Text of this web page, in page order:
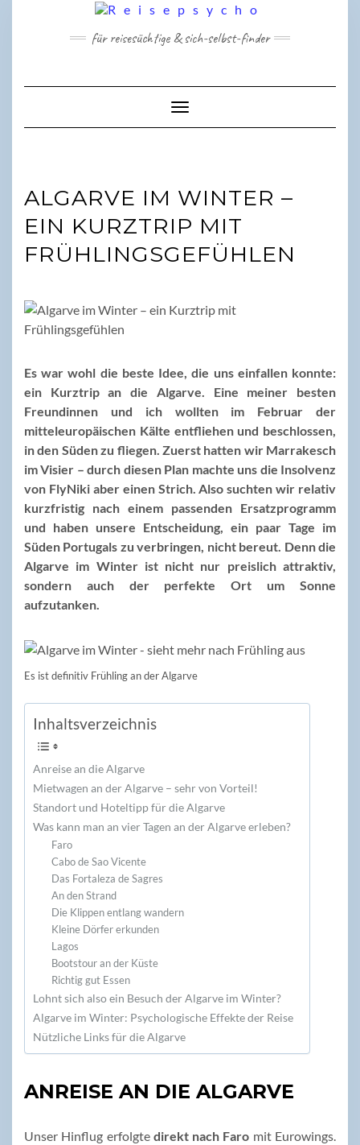
für reisesüchtige & sich-selbst-finder
Toggle Navigation
ALGARVE IM WINTER –
EIN KURZTRIP MIT
FRÜHLINGSGEFÜHLEN
Es war wohl die beste Idee, die uns einfallen konnte:
ein Kurztrip an die Algarve. Eine meiner besten
Freundinnen und ich wollten im Februar der
mitteleuropäischen Kälte entfliehen und beschlossen,
in den Süden zu fliegen. Zuerst hatten wir Marrakesch
im Visier – durch diesen Plan machte uns die Insolvenz
von FlyNiki aber einen Strich. Also suchten wir relativ
kurzfristig nach einem passenden Ersatzprogramm
und haben unsere Entscheidung, ein paar Tage im
Süden Portugals zu verbringen, nicht bereut. Denn die
Algarve im Winter ist nicht nur preislich attraktiv,
sondern auch der perfekte Ort um Sonne
aufzutanken.
Es ist definitiv Frühling an der Algarve
Inhaltsverzeichnis
Anreise an die Algarve
Mietwagen an der Algarve – sehr von Vorteil!
Standort und Hoteltipp für die Algarve
Was kann man an vier Tagen an der Algarve erleben?
Faro
Cabo de Sao Vicente
Das Fortaleza de Sagres
An den Strand
Die Klippen entlang wandern
Kleine Dörfer erkunden
Lagos
Bootstour an der Küste
Richtig gut Essen
Lohnt sich also ein Besuch der Algarve im Winter?
Algarve im Winter: Psychologische Effekte der Reise
Nützliche Links für die Algarve
ANREISE AN DIE ALGARVE
Unser Hinflug erfolgte direkt nach Faro mit Eurowings.